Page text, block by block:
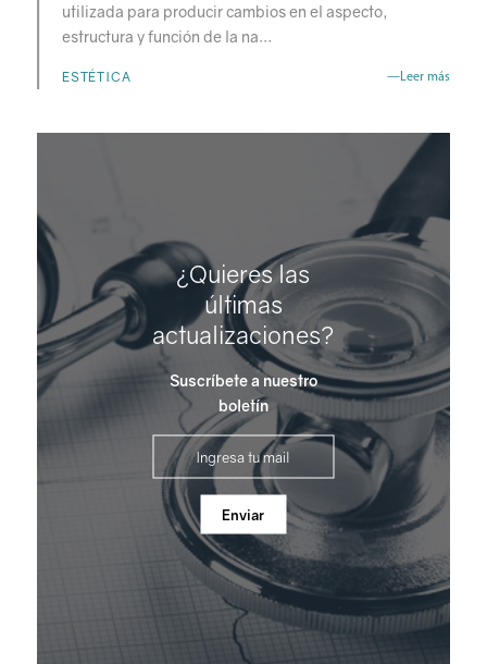
utilizada para producir cambios en el aspecto,
estructura y función de la na…
ESTÉTICA —Leer más
¿Quieres las
últimas
actualizaciones?
Suscríbete a nuestro
boletín